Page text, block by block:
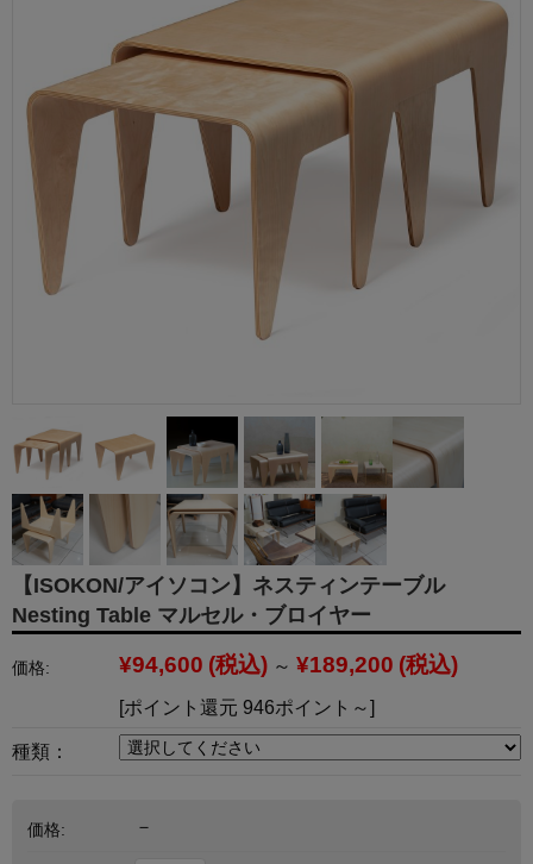
【ISOKON/アイソコン】ネスティンテーブル
Nesting Table マルセル・ブロイヤー
価格: ¥94,600 (税込) ～ ¥189,200 (税込)
[ポイント還元 946ポイント～]
種類：
価格: －